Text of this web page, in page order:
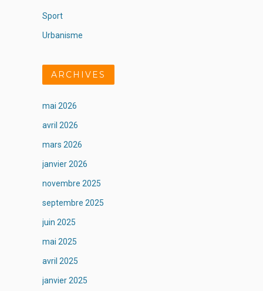
Sport
Urbanisme
ARCHIVES
mai 2026
avril 2026
mars 2026
janvier 2026
novembre 2025
septembre 2025
juin 2025
mai 2025
avril 2025
janvier 2025